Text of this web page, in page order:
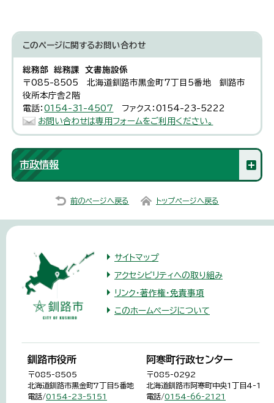
このページに関するお問い合わせ
総務部 総務課 文書施設係
〒085-8505 北海道釧路市黒金町7丁目5番地 釧路市
役所本庁舎2階
電話：0154-31-4507
ファクス：0154-23-5222
お問い合わせは専用フォームをご利用ください。
市政情報
前のページへ戻る トップページへ戻る
サイトマップ
アクセシビリティへの取り組み
リンク・著作権・免責事項
このホームページについて
釧路市役所
〒085-8505
北海道釧路市黒金町7丁目5番地
電話/0154-23-5151
阿寒町行政センター
〒085-0292
北海道釧路市阿寒町中央1丁目4-1
電話/0154-66-2121